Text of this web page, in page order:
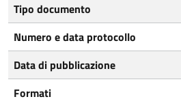
Tipo documento
Numero e data protocollo
Data di pubblicazione
Formati